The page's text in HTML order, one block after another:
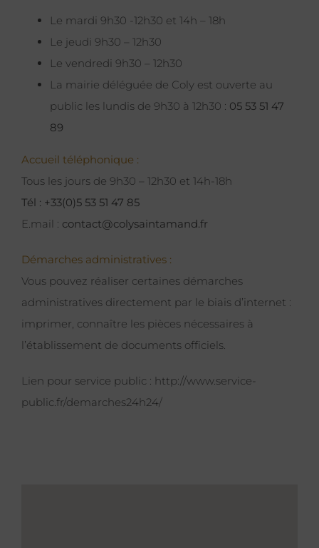
Le mardi 9h30 -12h30 et 14h – 18h
Le jeudi 9h30 – 12h30
Le vendredi 9h30 – 12h30
La mairie déléguée de Coly est ouverte au
public les lundis de 9h30 à 12h30 : 05 53 51 47
89
Accueil téléphonique :
Tous les jours de 9h30 – 12h30 et 14h-18h
Tél : +33(0)5 53 51 47 85
E.mail : contact@colysaintamand.fr
Démarches administratives :
Vous pouvez réaliser certaines démarches
administratives directement par le biais d’internet :
imprimer, connaître les pièces nécessaires à
l’établissement de documents officiels.
Lien pour service public : http://www.service-
public.fr/demarches24h24/